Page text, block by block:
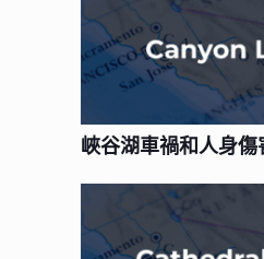
峽谷湖車禍和人身傷